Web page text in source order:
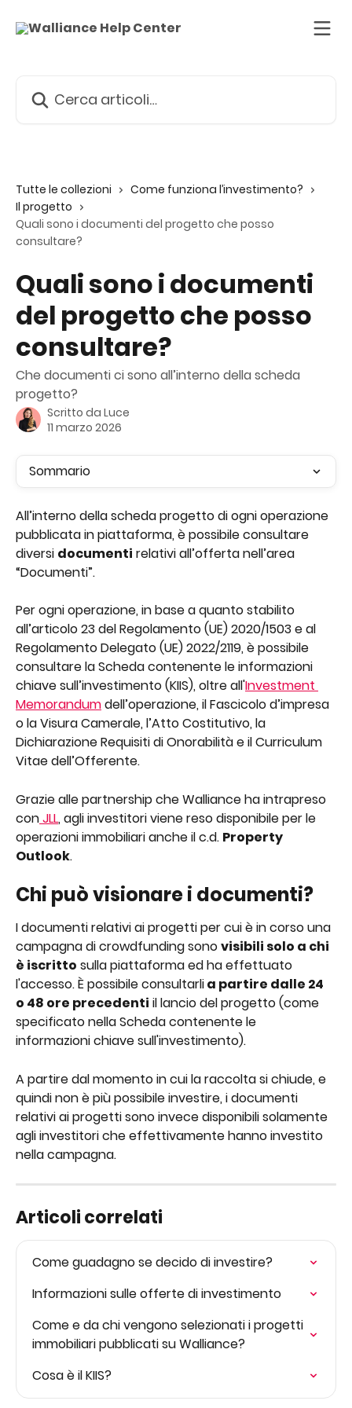
Tutte le collezioni
Come funziona l’investimento?
Il progetto
Quali sono i documenti del progetto che posso
consultare?
Quali sono i documenti
del progetto che posso
consultare?
Che documenti ci sono all’interno della scheda
progetto?
Scritto da Luce
11 marzo 2026
Sommario
All’interno della scheda progetto di ogni operazione
pubblicata in piattaforma, è possibile consultare
diversi documenti relativi all’offerta nell’area
“Documenti”.
Per ogni operazione, in base a quanto stabilito
all’articolo 23 del Regolamento (UE) 2020/1503 e al
Regolamento Delegato (UE) 2022/2119, è possibile
consultare la Scheda contenente le informazioni
chiave sull’investimento (KIIS), oltre all'Investment
Memorandum dell’operazione, il Fascicolo d’impresa
o la Visura Camerale, l’Atto Costitutivo, la
Dichiarazione Requisiti di Onorabilità e il Curriculum
Vitae dell’Offerente.
Grazie alle partnership che Walliance ha intrapreso
con JLL, agli investitori viene reso disponibile per le
operazioni immobiliari anche il c.d. Property
Outlook.
Chi può visionare i documenti?
I documenti relativi ai progetti per cui è in corso una
campagna di crowdfunding sono visibili solo a chi
è iscritto sulla piattaforma ed ha effettuato
l'accesso. È possibile consultarli a partire dalle 24
o 48 ore precedenti il lancio del progetto (come
specificato nella Scheda contenente le
informazioni chiave sull'investimento).
A partire dal momento in cui la raccolta si chiude, e
quindi non è più possibile investire, i documenti
relativi ai progetti sono invece disponibili solamente
agli investitori che effettivamente hanno investito
nella campagna.
Articoli correlati
Come guadagno se decido di investire?
Informazioni sulle offerte di investimento
Come e da chi vengono selezionati i progetti
immobiliari pubblicati su Walliance?
Cosa è il KIIS?